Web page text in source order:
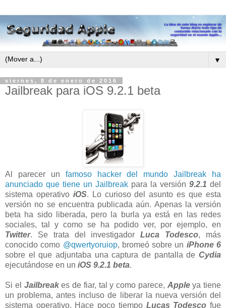
▼
viernes, 8 de enero de 2016
Jailbreak para iOS 9.2.1 beta
Al parecer un famoso hacker del mundo Jailbreak ha
anunciado que tiene un Jailbreak para la versión 9.2.1 del
sistema operativo iOS. Lo curioso del asunto es que esta
versión no se encuentra publicada aún. Apenas la versión
beta ha sido liberada, pero la burla ya está en las redes
sociales, tal y como se ha podido ver, por ejemplo, en
Twitter. Se trata del investigadorLuca Todesco, más
conocido como @qwertyoruiop, bromeó sobre un iPhone 6
sobre el que adjuntaba una captura de pantalla de Cydia
ejecutándose en un iOS 9.2.1 beta.
Si el Jailbreakes de fiar, tal y como parece, Appleya tiene
un problema, antes incluso de liberar la nueva versión del
sistema operativo. Hace poco tiempo Lucas Todesco fue